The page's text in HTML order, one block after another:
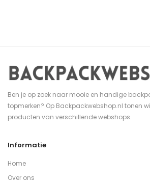
Ben je op zoek naar mooie en handige
topmerken? Op Backpackwebshop.nl tonen
producten van verschillende webshops.
Informatie
Home
Over ons